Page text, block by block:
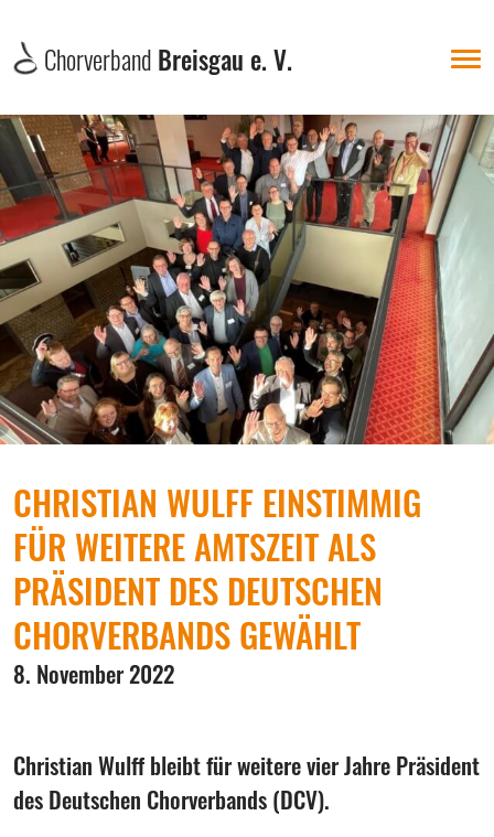
Chorverband Breisgau e. V.
CHRISTIAN WULFF EINSTIMMIG
FÜR WEITERE AMTSZEIT ALS
PRÄSIDENT DES DEUTSCHEN
CHORVERBANDS GEWÄHLT
8. November 2022
Christian Wulff bleibt für weitere vier Jahre Präsident
des Deutschen Chorverbands (DCV).